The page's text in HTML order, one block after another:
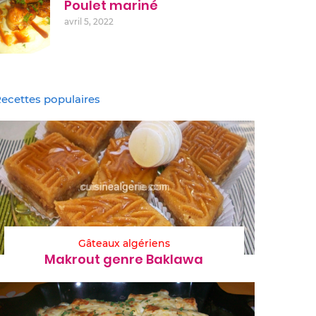
Poulet mariné
avril 5, 2022
populaires
Gâteaux algériens
Makrout genre Baklawa